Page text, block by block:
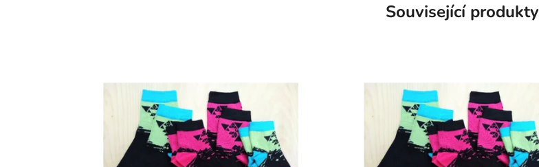
Související produkty